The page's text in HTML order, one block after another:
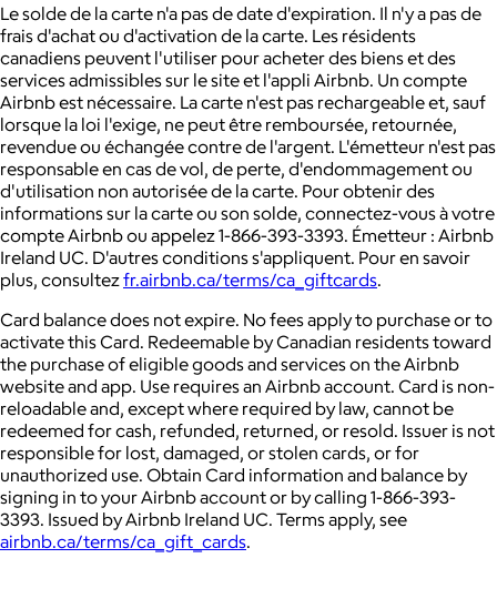
Le solde de la carte n'a pas de date d'expiration. Il n'y a pas de
frais d'achat ou d'activation de la carte. Les résidents
canadiens peuvent l'utiliser pour acheter des biens et des
services admissibles sur le site et l'appli Airbnb. Un compte
Airbnb est nécessaire. La carte n'est pas rechargeable et, sauf
lorsque la loi l'exige, ne peut être remboursée, retournée,
revendue ou échangée contre de l'argent. L'émetteur n'est pas
responsable en cas de vol, de perte, d'endommagement ou
d'utilisation non autorisée de la carte. Pour obtenir des
informations sur la carte ou son solde, connectez-vous à votre
compte Airbnb ou appelez 1-866-393-3393. Émetteur : Airbnb
Ireland UC. D'autres conditions s'appliquent. Pour en savoir
plus, consultezfr.airbnb.ca/terms/ca_giftcards.
Card balance does not expire. No fees apply to purchase or to
activate this Card. Redeemable by Canadian residents toward
the purchase of eligible goods and services on the Airbnb
website and app. Use requires an Airbnb account. Card is non-
reloadable and, except where required by law, cannot be
redeemed for cash, refunded, returned, or resold. Issuer is not
responsible for lost, damaged, or stolen cards, or for
unauthorized use. Obtain Card information and balance by
signing in to your Airbnb account or by calling 1-866-393-
3393. Issued by Airbnb Ireland UC. Terms apply, see
airbnb.ca/terms/ca_gift_cards.